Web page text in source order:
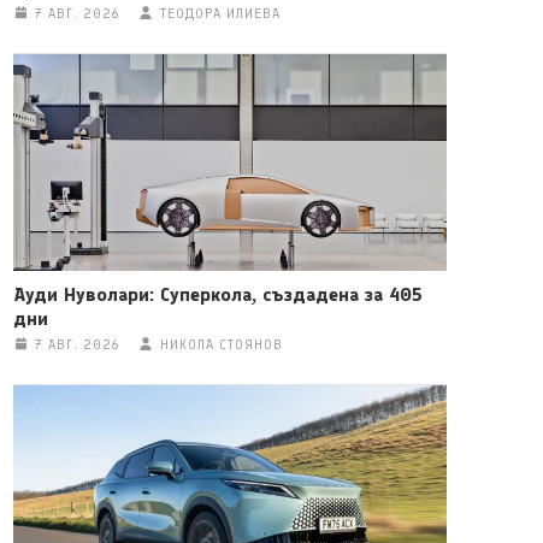
7 АВГ. 2026 ТЕОДОРА ИЛИЕВА
Ауди Нуволари: Суперкола, създадена за 405
дни
7 АВГ. 2026 НИКОЛА СТОЯНОВ